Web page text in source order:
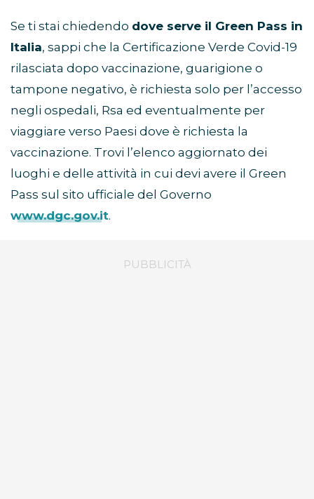
Se ti stai chiedendo dove serve il Green Pass in
Italia, sappi che la Certificazione Verde Covid-19
rilasciata dopo vaccinazione, guarigione o
tampone negativo, è richiesta solo per l’accesso
negli ospedali, Rsa ed eventualmente per
viaggiare verso Paesi dove è richiesta la
vaccinazione. Trovi l’elenco aggiornato dei
luoghi e delle attività in cui devi avere il Green
Pass sul sito ufficiale del Governo
www.dgc.gov.it.